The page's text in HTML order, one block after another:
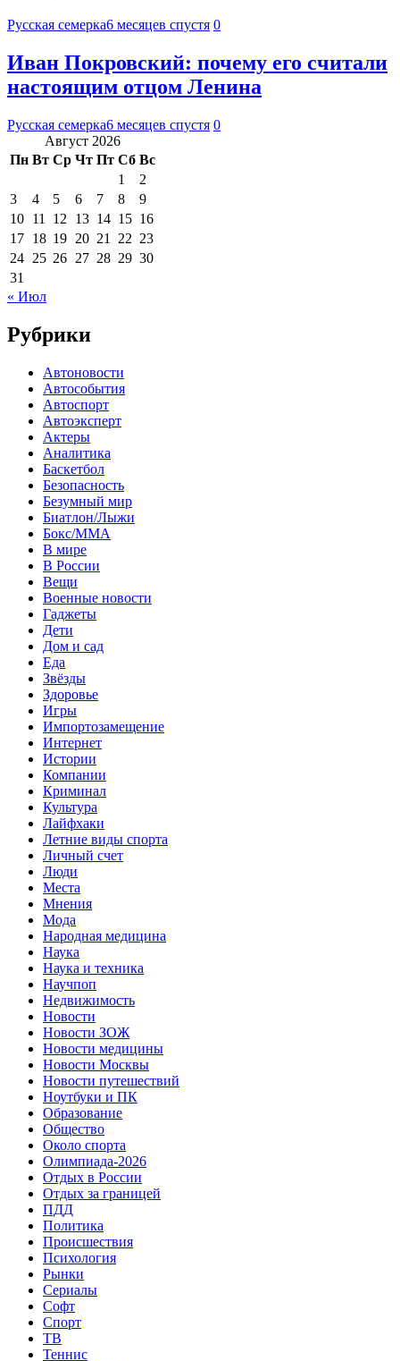
Русская семерка6 месяцев спустя 0
Иван Покровский: почему его считали
настоящим отцом Ленина
Русская семерка6 месяцев спустя 0
Август 2026
Пн Вт Ср Чт Пт Сб Вс
1
2
3
4 5 6 7 8
9
10 11 12 13 14 15 16
17 18 19 20 21 22 23
24 25 26 27 28 29 30
31
« Июл
Рубрики
Автоновости
Автособытия
Автоспорт
Автоэксперт
Актеры
Аналитика
Баскетбол
Безопасность
Безумный мир
Биатлон/Лыжи
Бокс/MMA
В мире
В России
Вещи
Военные новости
Гаджеты
Дети
Дом и сад
Еда
Звёзды
Здоровье
Игры
Импортозамещение
Интернет
Истории
Компании
Криминал
Культура
Лайфхаки
Летние виды спорта
Личный счет
Люди
Места
Мнения
Мода
Народная медицина
Наука
Наука и техника
Научпоп
Недвижимость
Новости
Новости ЗОЖ
Новости медицины
Новости Москвы
Новости путешествий
Ноутбуки и ПК
Образование
Общество
Около спорта
Олимпиада-2026
Отдых в России
Отдых за границей
ПДД
Политика
Происшествия
Психология
Рынки
Сериалы
Софт
Спорт
ТВ
Теннис